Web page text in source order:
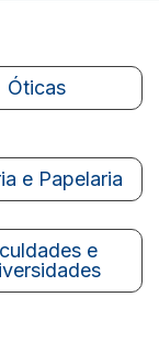
Óticas
e Papelaria
e